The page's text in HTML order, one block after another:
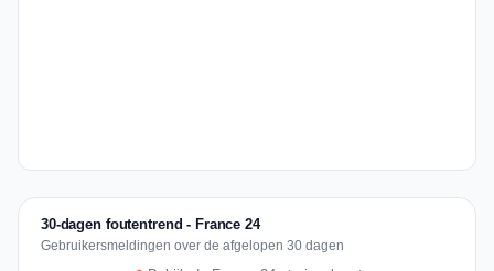
30-dagen foutentrend - France 24
Gebruikersmeldingen over de afgelopen 30 dagen